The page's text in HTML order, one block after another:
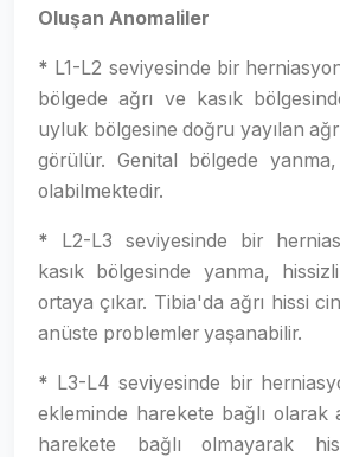
Oluşan Anomaliler
* L1-L2 seviyesinde bir
bölgede ağrı ve kasık
uyluk bölgesine doğru yayılan
görülür. Genital bölgede
olabilmektedir.
* L2-L3 seviyesinde bir
kasık bölgesinde yanma,
ortaya çıkar. Tibia'da ağrı hissi
anüste problemler yaşanabilir.
* L3-L4 seviyesinde bir
ekleminde harekete bağlı olarak
harekete bağlı olmayarak